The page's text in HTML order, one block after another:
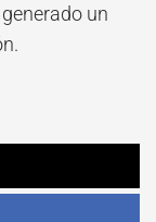
un